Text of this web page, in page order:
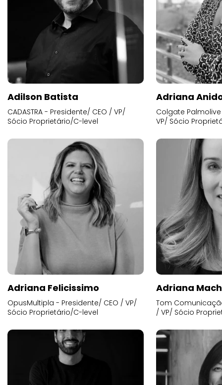
Adilson Batista
CADASTRA - Presidente/ CEO / VP/
Sócio Proprietário/C-level
Adriana
Colgate
VP/ Sócio
Adriana Felicissimo
OpusMultipla - Presidente/ CEO / VP/
Sócio Proprietário/C-level
Adriana
Tom
/ VP/ Sócio